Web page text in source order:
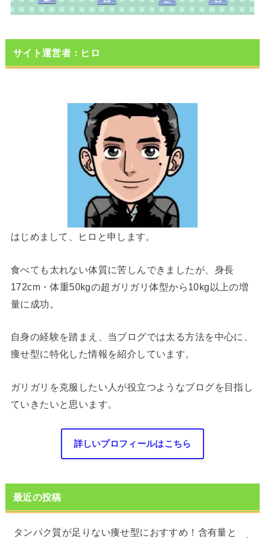
サイト運営者：ヒロ
はじめまして、ヒロと申します。
食べても太れない体質に苦しんできましたが、身長
172cm・体重50kgの超ガリガリ体型から10kg以上の増
量に成功。
自身の経験を踏まえ、当ブログでは太る方法を中心に、
痩せ型に特化した情報を紹介しています。
ガリガリを克服したい人が役立つようなブログを目指し
ていきたいと思います。
詳しいプロフィールはこちら
最近の投稿
タンパク質が足りない痩せ型におすすめ！含有量と